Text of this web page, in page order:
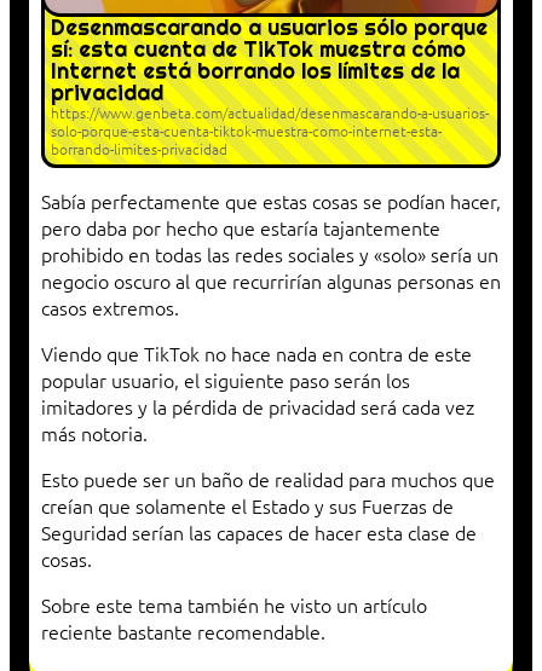
Desenmascarando a usuarios sólo porque
sí: esta cuenta de TikTok muestra cómo
Internet está borrando los límites de la
privacidad
https://www.genbeta.com/actualidad/desenmascarando-a-usuarios-
solo-porque-esta-cuenta-tiktok-muestra-como-internet-esta-
borrando-limites-privacidad
Sabía perfectamente que estas cosas se podían hacer,
pero daba por hecho que estaría tajantemente
prohibido en todas las redes sociales y «solo» sería un
negocio oscuro al que recurrirían algunas personas en
casos extremos.
Viendo que TikTok no hace nada en contra de este
popular usuario, el siguiente paso serán los
imitadores y la pérdida de privacidad será cada vez
más notoria.
Esto puede ser un baño de realidad para muchos que
creían que solamente el Estado y sus Fuerzas de
Seguridad serían las capaces de hacer esta clase de
cosas.
Sobre este tema también he visto un artículo
reciente bastante recomendable.